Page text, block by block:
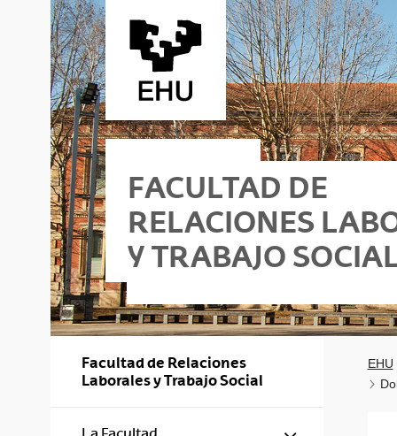
Saltar al contenido principal
- Vitoria-Gasteiz
FACULTAD DE
RELACIONES
Y TRABAJO
Facultad de Relaciones
Laborales y Trabajo Social
EHU